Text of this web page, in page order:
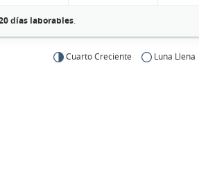
días laborables.
Cuarto Creciente Luna Llena